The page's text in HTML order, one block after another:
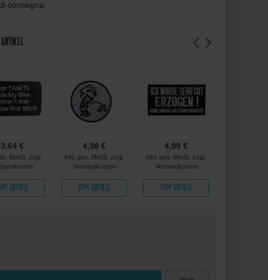
consegna:
3,64 €
MwSt. zzgl.
Artikel
4,98 €
inkl. ges. MwSt. zzgl.
Versandkosten
Zum Artikel
4,99 €
inkl. ges. MwSt. zzgl.
Versandkosten
Zum Artikel